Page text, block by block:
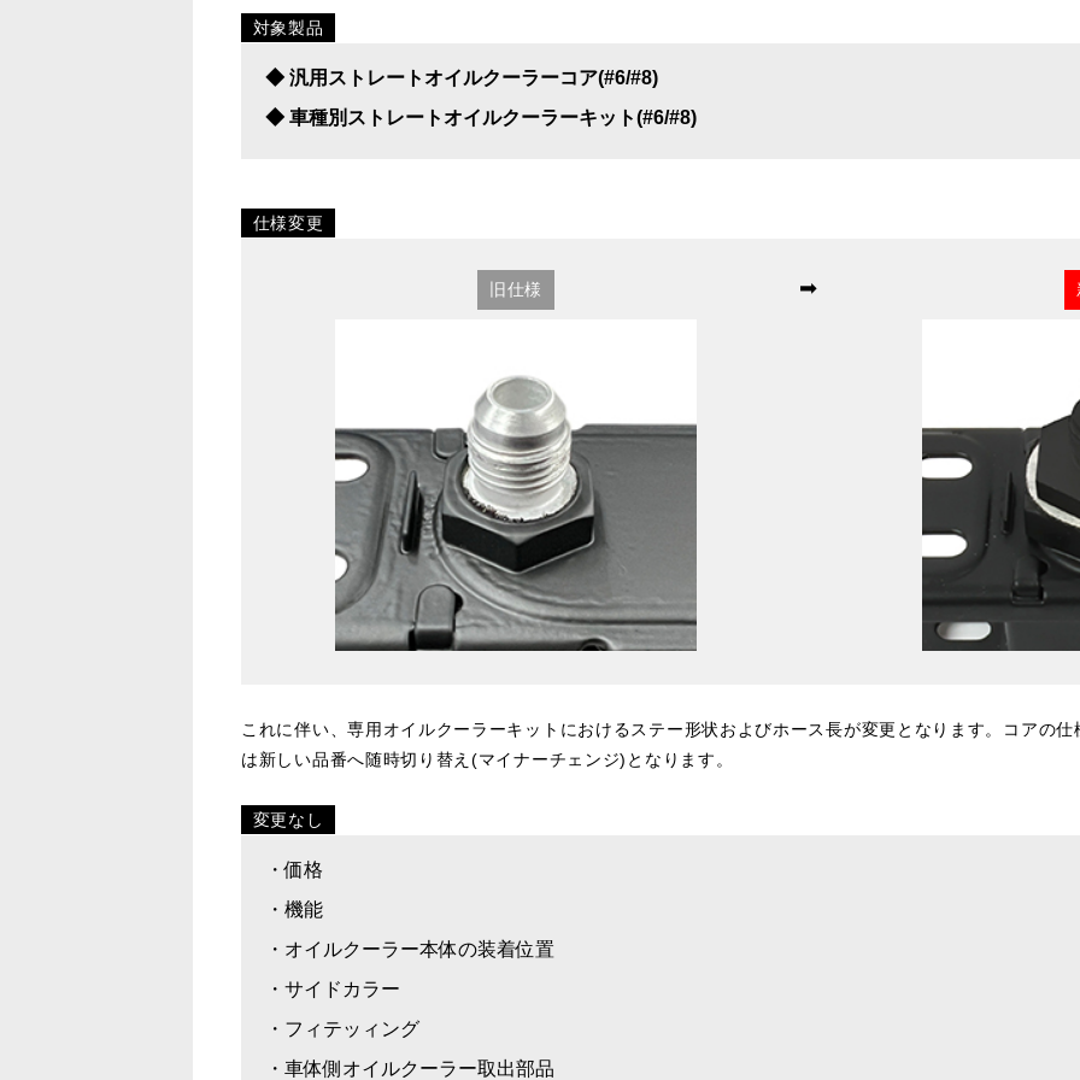
対象製品
◆ 汎用ストレートオイルクーラーコア(#6/#8)
◆ 車種別ストレートオイルクーラーキット(#6/#8)
仕様変更
旧仕様 ➡
これに伴い、専用オイルクーラーキットにおけるステー形状およびホース長が変更となります。コアの
は新しい品番へ随時切り替え(マイナーチェンジ)となります。
変更なし
・価格
・機能
・オイルクーラー本体の装着位置
・サイドカラー
・フィテッィング
・車体側オイルクーラー取出部品